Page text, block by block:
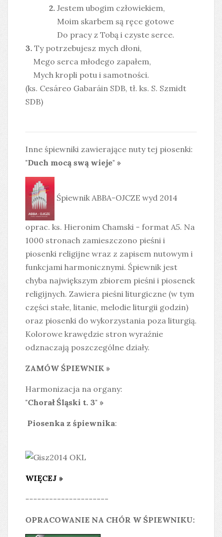
2. Jestem ubogim człowiekiem,
Moim skarbem są ręce gotowe
Do pracy z Tobą i czyste serce.
3. Ty potrzebujesz mych dłoni,
Mego serca młodego zapałem,
Mych kropli potu i samotności.
(ks. Cesáreo Gabaráin SDB, tł. ks. S. Szmidt
SDB)
Inne śpiewniki zawierające nuty tej piosenki:
"Duch mocą swą wieje" »
Śpiewnik ABBA-OJCZE wyd 2014
oprac. ks. Hieronim Chamski - format A5. Na
1000 stronach zamieszczono pieśni i
piosenki religijne wraz z zapisem nutowym i
funkcjami harmonicznymi. Śpiewnik jest
chyba największym zbiorem pieśni i piosenek
religijnych. Zawiera pieśni liturgiczne (w tym
części stałe, litanie, melodie liturgii godzin)
oraz piosenki do wykorzystania poza liturgią.
Kolorowe krawędzie stron wyraźnie
odznaczają poszczególne działy.
ZAMÓW ŚPIEWNIK »
Harmonizacja na organy:
"Chorał Śląski t. 3" »
Piosenka z śpiewnika:
WIĘCEJ »
---------------------
OPRACOWANIE NA CHÓR W ŚPIEWNIKU: